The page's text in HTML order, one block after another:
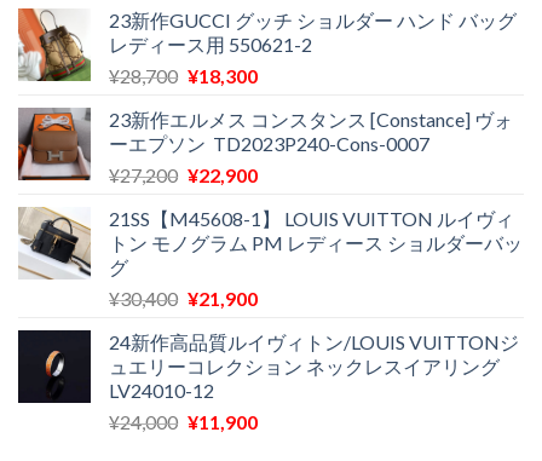
23新作GUCCI グッチ ショルダー ハンド バッグ
レディース用 550621-2
¥28,700 元
価
格
は
で
し
¥18,300現
の
価
格
¥18,300
で
23新作エルメス コンスタンス [Constance] ヴォ
ーエプソン TD2023P240-Cons-0007
¥27,200 元
価
格
¥27,200
し
た。
¥22,900現
の
価
は
で
す。
21SS【M45608-1】 LOUIS VUITTON ルイヴィ
トン モノグラム PM レディース ショルダーバッ
グ
¥30,400 元
価
格
は
¥30,400
¥21,900現
の
価
は
24新作高品質ルイヴィトン/LOUIS VUITTONジ
ュエリーコレクション ネックレスイアリング
LV24010-12
¥24,000 元
¥11,900現